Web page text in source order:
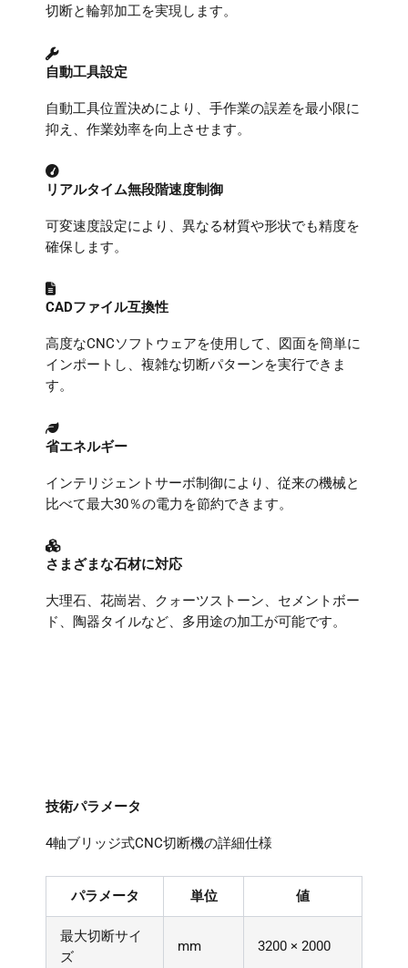
切断と輪郭加工を実現します。
自動工具設定
自動工具位置決めにより、手作業の誤差を最小限に
抑え、作業効率を向上させます。
リアルタイム無段階速度制御
可変速度設定により、異なる材質や形状でも精度を
確保します。
CADファイル互換性
高度なCNCソフトウェアを使用して、図面を簡単に
インポートし、複雑な切断パターンを実行できま
す。
省エネルギー
インテリジェントサーボ制御により、従来の機械と
比べて最大30％の電力を節約できます。
さまざまな石材に対応
大理石、花崗岩、クォーツストーン、セメントボー
ド、陶器タイルなど、多用途の加工が可能です。
技術パラメータ
4軸ブリッジ式CNC切断機の詳細仕様
パラメータ 単位 値
最大切断サイ
ズ
mm 3200 × 2000